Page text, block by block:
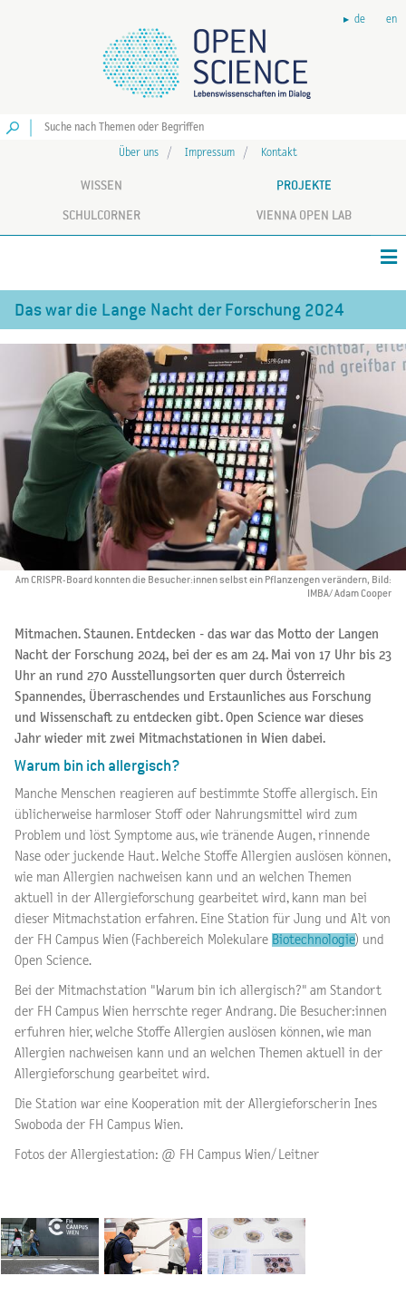
de en
Über uns Impressum Kontakt
WISSEN PROJEKTE
SCHULCORNER VIENNA OPEN LAB
Das war die Lange Nacht der Forschung 2024
Am CRISPR-Board konnten die Besucher:innen selbst ein Pflanzengen verändern, Bild:
IMBA/ Adam Cooper
Mitmachen. Staunen. Entdecken - das war das Motto der Langen
Nacht der Forschung 2024, bei der es am 24. Mai von 17 Uhr bis 23
Uhr an rund 270 Ausstellungsorten quer durch Österreich
Spannendes, Überraschendes und Erstaunliches aus Forschung
und Wissenschaft zu entdecken gibt. Open Science war dieses
Jahr wieder mit zwei Mitmachstationen in Wien dabei.
Warum bin ich allergisch?
Manche Menschen reagieren auf bestimmte Stoffe allergisch. Ein
üblicherweise harmloser Stoff oder Nahrungsmittel wird zum
Problem und löst Symptome aus, wie tränende Augen, rinnende
Nase oder juckende Haut. Welche Stoffe Allergien auslösen können,
wie man Allergien nachweisen kann und an welchen Themen
aktuell in der Allergieforschung gearbeitet wird, kann man bei
dieser Mitmachstation erfahren. Eine Station für Jung und Alt von
der FH Campus Wien (Fachbereich Molekulare Biotechnologie) und
Open Science.
Bei der Mitmachstation "Warum bin ich allergisch?" am Standort
der FH Campus Wien herrschte reger Andrang. Die Besucher:innen
erfuhren hier, welche Stoffe Allergien auslösen können, wie man
Allergien nachweisen kann und an welchen Themen aktuell in der
Allergieforschung gearbeitet wird.
Die Station war eine Kooperation mit der Allergieforscherin Ines
Swoboda der FH Campus Wien.
Fotos der Allergiestation: @ FH Campus Wien/ Leitner